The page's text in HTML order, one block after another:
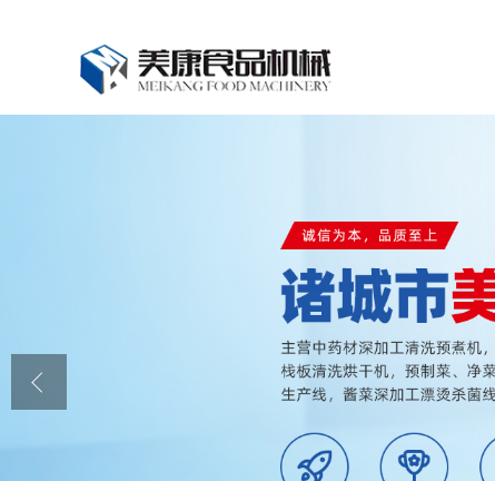
公司首页
在线留言